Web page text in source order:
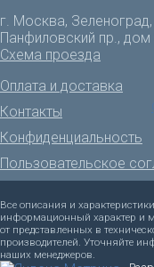
г. Москва, Зеленоград,
Панфиловский пр., дом
Схема проезда
Оплата и доставка
Контакты
Конфиденциальность
Пользовательское
Все описания и
информационный характер и
от представленных в
производителей. Уточняйте
наших менеджеров.